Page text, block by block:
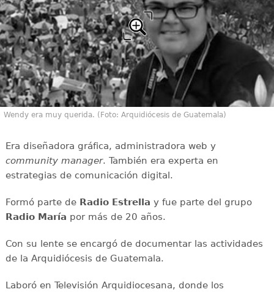
Wendy era muy querida. (Foto: Arquidiócesis de Guatemala)
Era diseñadora gráfica, administradora web y
community manager. También era experta en
estrategias de comunicación digital.
Formó parte de Radio Estrella y fue parte del grupo
Radio María por más de 20 años.
Con su lente se encargó de documentar las actividades
de la Arquidiócesis de Guatemala.
Laboró en Televisión Arquidiocesana, donde los